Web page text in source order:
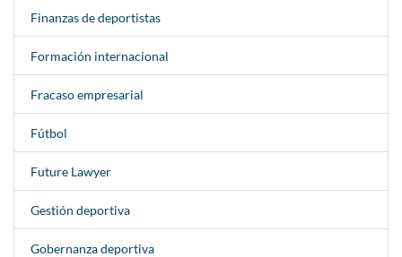
Finanzas de deportistas
Formación internacional
Fracaso empresarial
Fútbol
Future Lawyer
Gestión deportiva
Gobernanza deportiva